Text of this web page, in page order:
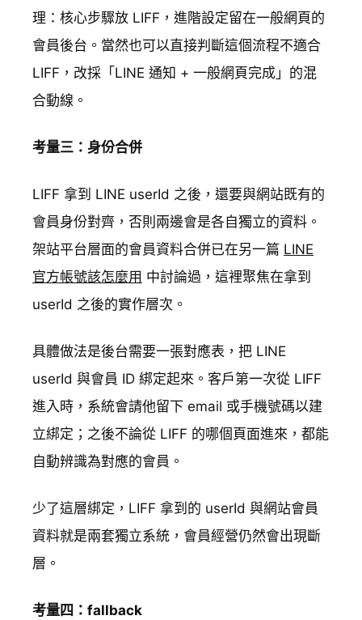
理：核心步驟放 LIFF，進階設定留在一般網頁的
會員後台。當然也可以直接判斷這個流程不適合
LIFF，改採「LINE 通知 + 一般網頁完成」的混
合動線。
考量三：身份合併
LIFF 拿到 LINE userId 之後，還要與網站既有的
會員身份對齊，否則兩邊會是各自獨立的資料。
架站平台層面的會員資料合併已在另一篇 LINE
官方帳號該怎麼用 中討論過，這裡聚焦在拿到
userId 之後的實作層次。
具體做法是後台需要一張對應表，把 LINE
userId 與會員 ID 綁定起來。客戶第一次從 LIFF
進入時，系統會請他留下 email 或手機號碼以建
立綁定；之後不論從 LIFF 的哪個頁面進來，都能
自動辨識為對應的會員。
少了這層綁定，LIFF 拿到的 userId 與網站會員
資料就是兩套獨立系統，會員經營仍然會出現斷
層。
考量四：fallback